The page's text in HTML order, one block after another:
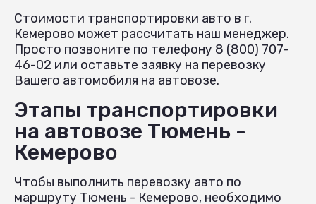
Стоимости транспортировки авто в г.
Кемерово может рассчитать наш менеджер.
Просто позвоните по телефону 8 (800) 707-
46-02 или оставьте заявку на перевозку
Вашего автомобиля на автовозе.
Этапы транспортировки
на автовозе Тюмень -
Кемерово
Чтобы выполнить перевозку авто по
маршруту Тюмень - Кемерово, необходимо